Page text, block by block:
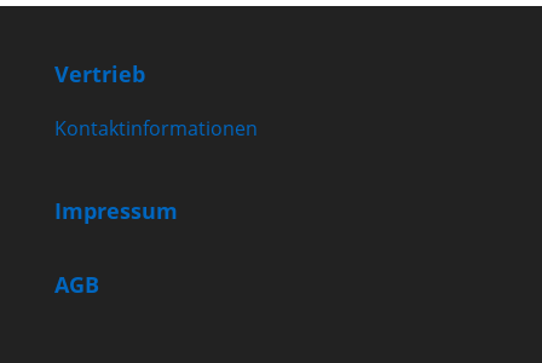
Vertrieb
Kontaktinformationen
Impressum
AGB